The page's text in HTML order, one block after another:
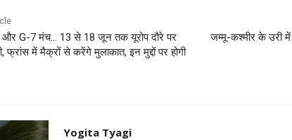
और G-7 मंच… 13 से 18 जून तक यूरोप दौरे पर
फ्रांस में मैक्रों से करेंगे मुलाकात, इन मुद्दों पर होगी
जम्मू-कश्मीर के उरी
Yogita Tyagi